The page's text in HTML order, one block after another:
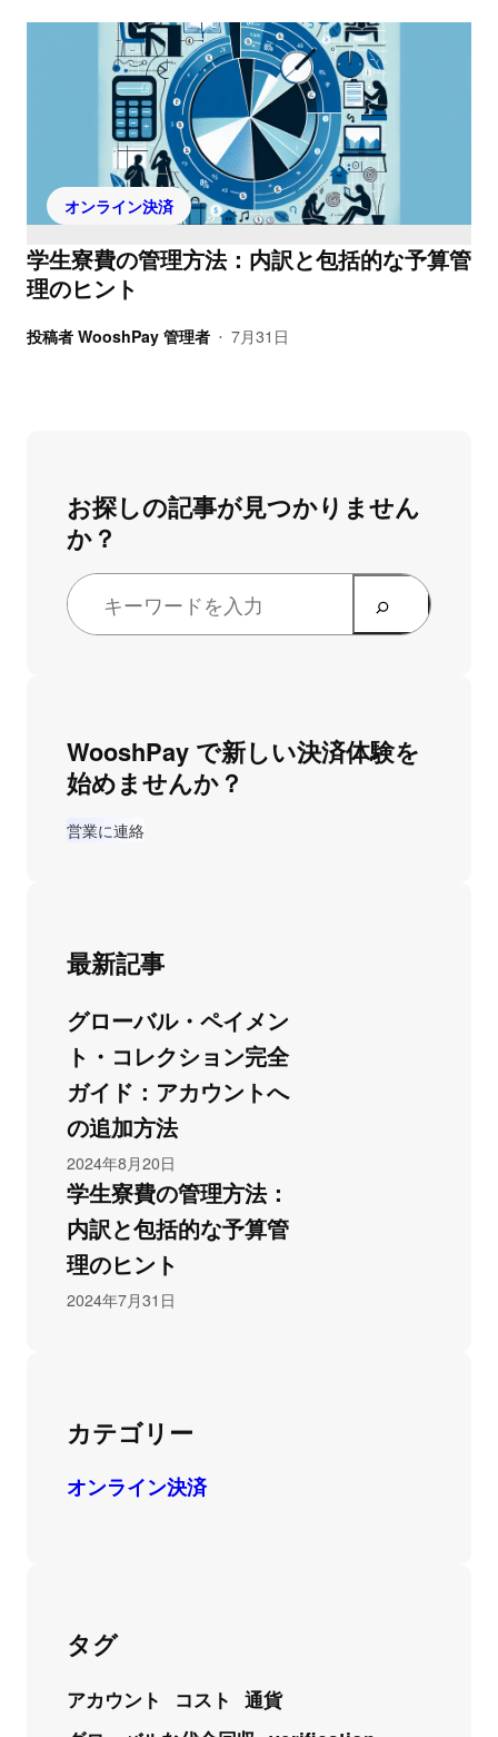
オンライン決済
学生寮費の管理方法：内訳と包括的な予算管
理のヒント
投稿者 WooshPay 管理者 • 7月31日
お探しの記事が見つかりません
か？
WooshPay で新しい決済体験を
始めませんか？
営業に連絡
最新記事
グローバル・ペイメン
ト・コレクション完全
ガイド：アカウントへ
の追加方法
2024年8月20日
学生寮費の管理方法：
内訳と包括的な予算管
理のヒント
2024年7月31日
カテゴリー
オンライン決済
タグ
アカウント コスト
通貨